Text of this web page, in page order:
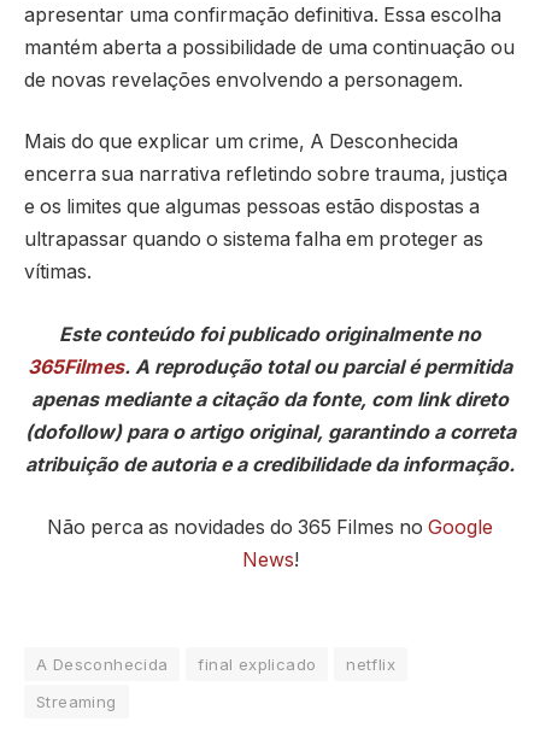
apresentar uma confirmação definitiva. Essa escolha
mantém aberta a possibilidade de uma continuação ou
de novas revelações envolvendo a personagem.
Mais do que explicar um crime, A Desconhecida
encerra sua narrativa refletindo sobre trauma, justiça
e os limites que algumas pessoas estão dispostas a
ultrapassar quando o sistema falha em proteger as
vítimas.
Este conteúdo foi publicado originalmente no
365Filmes. A reprodução total ou parcial é permitida
apenas mediante a citação da fonte, com link direto
(dofollow) para o artigo original, garantindo a correta
atribuição de autoria e a credibilidade da informação.
Não perca as novidades do 365 Filmes no Google
News!
A Desconhecida final explicado
netflix
Streaming